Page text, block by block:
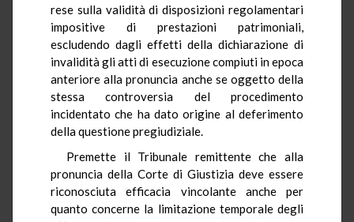
rese sulla validità di disposizioni regolamentari
impositive di prestazioni patrimoniali,
escludendo dagli effetti della dichiarazione di
invalidità gli atti di esecuzione compiuti in epoca
anteriore alla pronuncia anche se oggetto della
stessa controversia del procedimento
incidentato che ha dato origine al deferimento
della questione pregiudiziale.
Premette il Tribunale remittente che alla
pronuncia della Corte di Giustizia deve essere
riconosciuta efficacia vincolante anche per
quanto concerne la limitazione temporale degli